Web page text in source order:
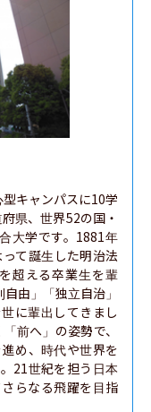
キャンパスに10学
県、世界52の国・
大学です。1881年
て誕生した明治法
超える卒業生を輩
由」「独立自治」
に輩出してきまし
前へ」の姿勢で、
め、時代や世界を
21世紀を担う日本
らなる飛躍を目指